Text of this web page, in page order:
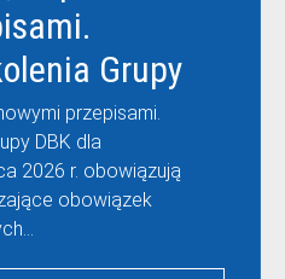
Grupy
przepisami.
DBK dla
2026 r. obowiązują
obowiązek